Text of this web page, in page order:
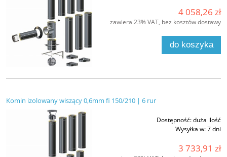
4 058,26 zł
zawiera 23% VAT, bez kosztów dostawy
do koszyka
Komin izolowany wiszący 0,6mm fi 150/210 | 6 rur
Dostępność:duża ilość
Wysyłka w:7 dni
3 733,91 zł